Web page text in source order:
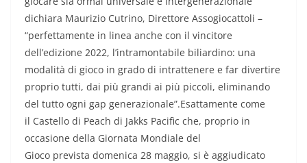
dichiara Maurizio Cutrino, Direttore Assogiocattoli –
“perfettamente in linea anche con il vincitore
dell’edizione 2022, l’intramontabile biliardino: una
modalità di gioco in grado di intrattenere e far divertire
proprio tutti, dai più grandi ai più piccoli, eliminando
del tutto ogni gap generazionale”.Esattamente come
il Castello di Peach di Jakks Pacific che, proprio in
occasione della Giornata Mondiale del
Gioco prevista domenica 28 maggio, si è aggiudicato